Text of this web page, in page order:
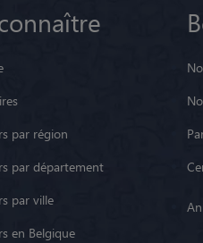
par région
par département
par ville
en Belgique